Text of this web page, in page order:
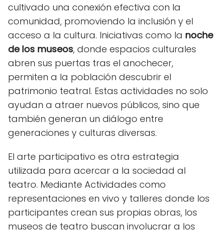
cultivado una conexión efectiva con la
comunidad, promoviendo la inclusión y el
acceso a la cultura. Iniciativas como la noche
de los museos, donde espacios culturales
abren sus puertas tras el anochecer,
permiten a la población descubrir el
patrimonio teatral. Estas actividades no solo
ayudan a atraer nuevos públicos, sino que
también generan un diálogo entre
generaciones y culturas diversas.
El arte participativo es otra estrategia
utilizada para acercar a la sociedad al
teatro. Mediante Actividades como
representaciones en vivo y talleres donde los
participantes crean sus propias obras, los
museos de teatro buscan involucrar a los